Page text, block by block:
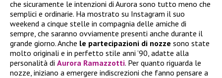
che sicuramente le intenzioni di Aurora sono tutto meno che
semplici e ordinarie. Ha mostrato su Instagram il suo
weekend a cinque stelle in compagnia delle amiche di
sempre, che saranno ovviamente presenti anche durante il
grande giorno. Anche le partecipazioni di nozze sono state
molto originali e in perfetto stile anni ’90, adatte alla
personalità di Aurora Ramazzotti. Per quanto riguarda le
nozze, iniziano a emergere indiscrezioni che fanno pensare a